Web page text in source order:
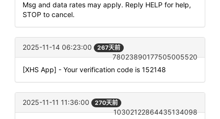
Msg and data rates may apply. Reply HELP for help,
STOP to cancel.
2025-11-14 06:23:00 267天前
78023890177505005520
[XHS App] - Your verification code is 152148
2025-11-11 11:36:00 270天前
10302122864435134098